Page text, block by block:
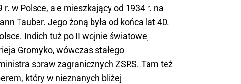
w Polsce, ale mieszkający od 1934 r. na
Tauber. Jego żoną była od końca lat 40.
Indich tuż po II wojnie światowej
Gromyko, wówczas stałego
spraw zagranicznych ZSRS. Tam też
który w nieznanych bliżej